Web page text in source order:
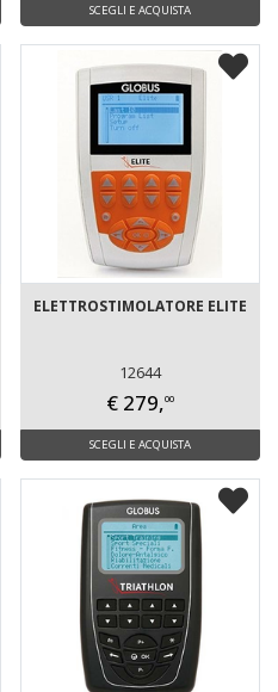
SCEGLI E ACQUISTA
ELETTROSTIMOLATORE ELITE
12644
€ 279,00
SCEGLI E ACQUISTA